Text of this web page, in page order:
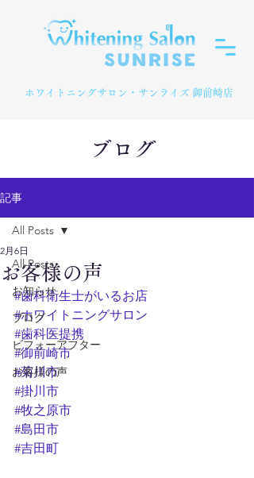
​ホワイトニングサロン・サンライズ 御前崎店
ブログ
記事
All Posts
お知らせ
ブログ
ビフォーアフター
お客様の声
All Posts
お客様の声
2月6日
#歯科衛生士がいるお店
#ホワイトニングサロン
#歯科医提携
#御前崎市
#菊川市
#掛川市
#牧之原市
#島田市
#吉田町